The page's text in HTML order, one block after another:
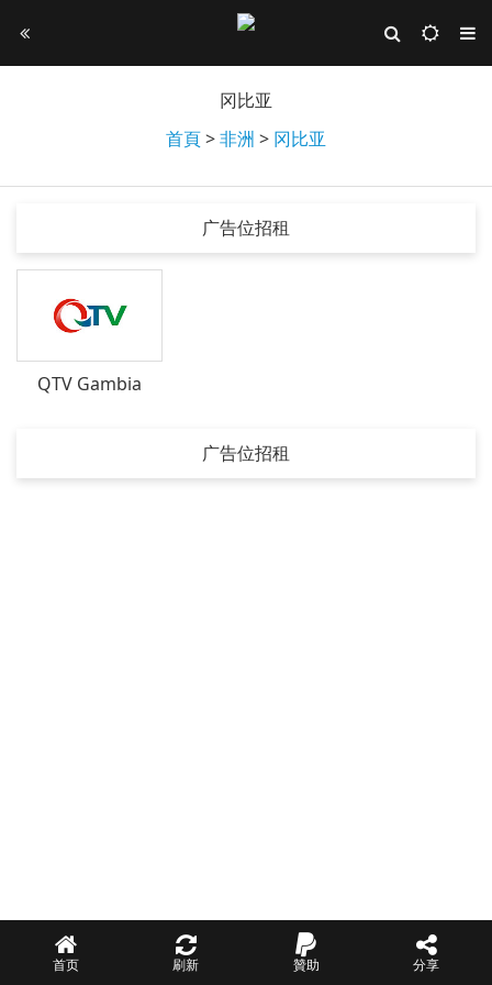
冈比亚
首頁>非洲 > 冈比亚
广告位招租
QTV Gambia
广告位招租
首页 刷新 贊助 分享